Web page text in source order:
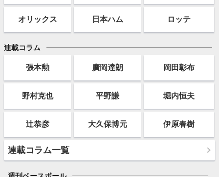
オリックス 日本ハム ロッテ
連載コラム
張本勲 廣岡達朗 岡田彰布
野村克也 平野謙 堀内恒夫
辻恭彦 大久保博元 伊原春樹
連載コラム一覧